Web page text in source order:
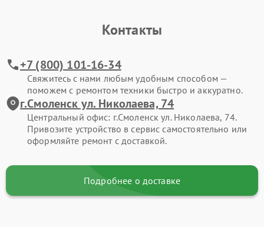
Контакты
+7 (800) 101-16-34
Свяжитесь с нами любым удобным способом —
поможем с ремонтом техники быстро и аккуратно.
г.Смоленск ул. Николаева, 74
Центральный офис: г.Смоленск ул. Николаева, 74.
Привозите устройство в сервис самостоятельно или
оформляйте ремонт с доставкой.
Подробнее о доставке